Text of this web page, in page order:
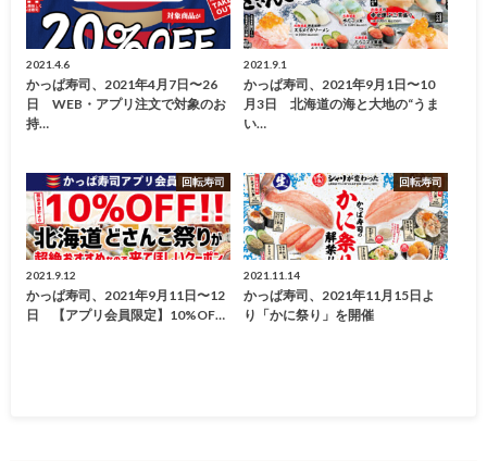
2021.4.6
かっぱ寿司、2021年4月7日〜26
日 WEB・アプリ注文で対象のお
持…
2021.9.1
かっぱ寿司、2021年9月1日〜10
月3日 北海道の海と大地の“うま
い…
回転寿司
2021.9.12
かっぱ寿司、2021年9月11日〜12
日 【アプリ会員限定】10%OF…
回転寿司
2021.11.14
かっぱ寿司、2021年11月15日よ
り「かに祭り」を開催